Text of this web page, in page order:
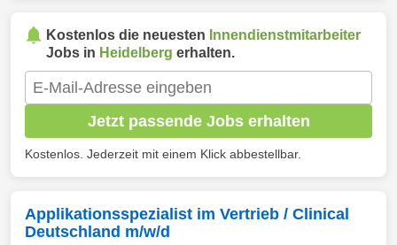
Kostenlos die neuesten Innendienstmitarbeiter
Jobs in Heidelberg erhalten.
Jetzt passende Jobs erhalten
Kostenlos. Jederzeit mit einem Klick abbestellbar.
Applikationsspezialist im Vertrieb / Clinical
Deutschland m/w/d